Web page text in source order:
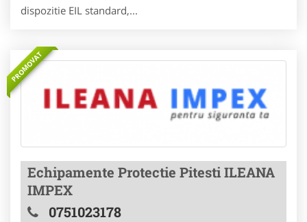
dispozitie EIL standard,...
PROMOVAT
Echipamente Protectie Pitesti ILEANA
IMPEX
0751023178